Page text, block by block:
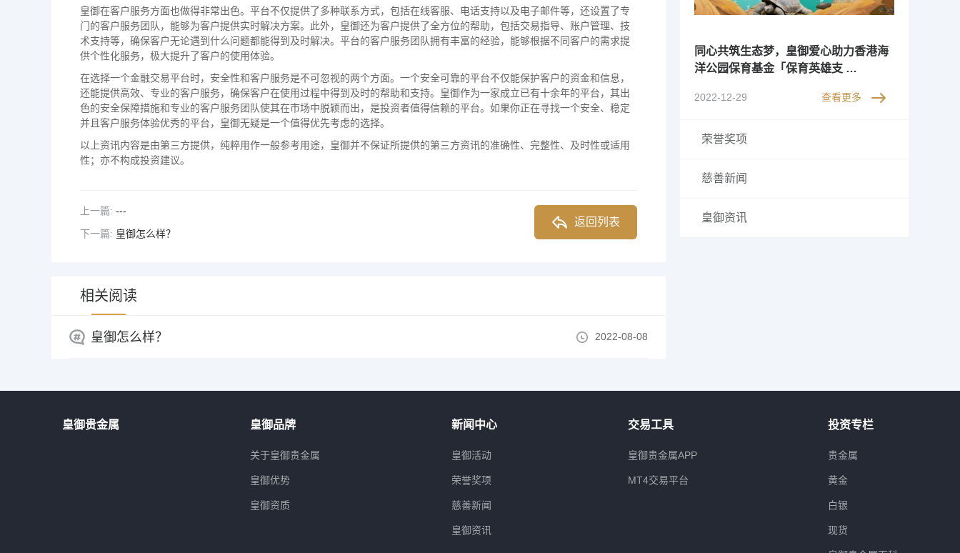
皇御在客户服务方面也做得非常出色。平台不仅提供了多种联系方式，包括在线客服、电话支持以及电子邮件等，还设置了专
门的客户服务团队，能够为客户提供实时解决方案。此外，皇御还为客户提供了全方位的帮助，包括交易指导、账户管理、技
术支持等，确保客户无论遇到什么问题都能得到及时解决。平台的客户服务团队拥有丰富的经验，能够根据不同客户的需求提
供个性化服务，极大提升了客户的使用体验。
在选择一个金融交易平台时，安全性和客户服务是不可忽视的两个方面。一个安全可靠的平台不仅能保护客户的资金和信息，
还能提供高效、专业的客户服务，确保客户在使用过程中得到及时的帮助和支持。皇御作为一家成立已有十余年的平台，其出
色的安全保障措施和专业的客户服务团队使其在市场中脱颖而出，是投资者值得信赖的平台。如果你正在寻找一个安全、稳定
并且客户服务体验优秀的平台，皇御无疑是一个值得优先考虑的选择。
以上资讯内容是由第三方提供，纯粹用作一般参考用途，皇御并不保证所提供的第三方资讯的准确性、完整性、及时性或适用
性；亦不构成投资建议。
上一篇: ---
下一篇: 皇御怎么样？
返回列表
相关阅读
皇御怎么样？ 2022-08-08
同心共筑生态梦，皇御爱心助力香港海
洋公园保育基金「保育英雄支 …
2022-12-29 查看更多
荣誉奖项
慈善新闻
皇御资讯
皇御贵金属 皇御品牌
关于皇御贵金属
皇御优势
皇御资质
新闻中心
皇御活动
荣誉奖项
慈善新闻
皇御资讯
交易工具
皇御贵金属APP
MT4交易平台
投资专栏
贵金属
黄金
白银
现货